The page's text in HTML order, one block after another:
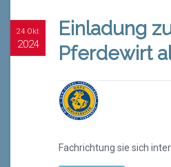
24 Okt
2024
Einladung
Pferdewirt
Fachrichtung sie sich